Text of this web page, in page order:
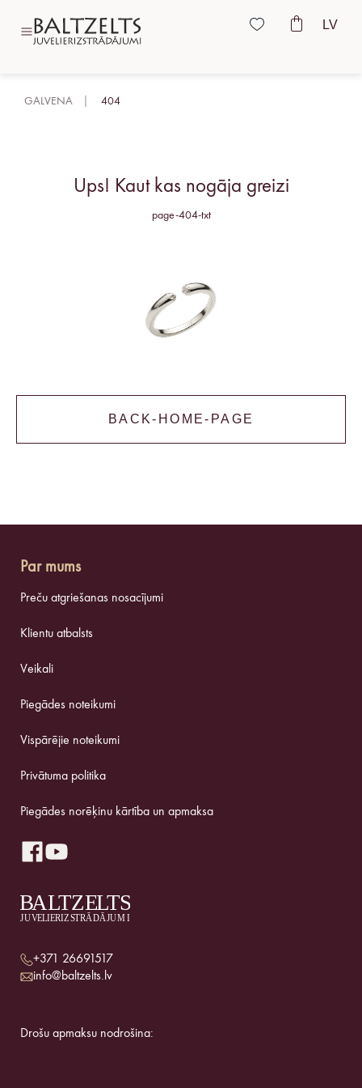
LV
GALVENA 404
Ups! Kaut kas nogāja greizi
page-404-txt
BACK-HOME-PAGE
Par mums
Preču atgriešanas nosacījumi
Klientu atbalsts
Veikali
Piegādes noteikumi
Vispārējie noteikumi
Privātuma politika
Piegādes norēķinu kārtība un apmaksa
+371 26691517
info@baltzelts.lv
Drošu apmaksu nodrošina: